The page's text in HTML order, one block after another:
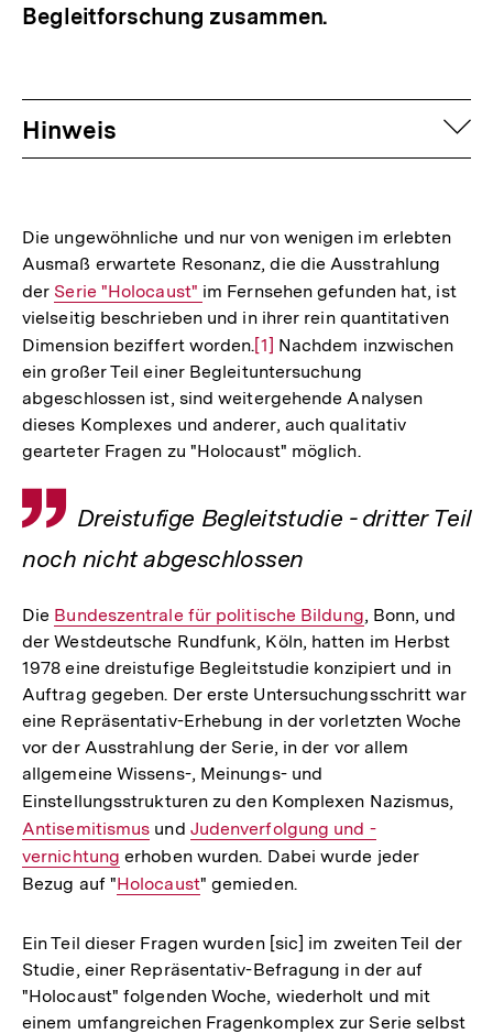
Begleitforschung zusammen.
Hinweis
Die ungewöhnliche und nur von wenigen im erlebten
Ausmaß erwartete Resonanz, die die Ausstrahlung
der Interner
Link:
Serie "Holocaust" im Fernsehen gefunden hat, ist
vielseitig beschrieben und in ihrer rein quantitativen
Dimension beziffert worden.Zur
Auflösung
der
Fußnote
[1] Nachdem inzwischen
ein großer Teil einer Begleituntersuchung
abgeschlossen ist, sind weitergehende Analysen
dieses Komplexes und anderer, auch qualitativ
gearteter Fragen zu "Holocaust" möglich.
Zitat
Dreistufige Begleitstudie - dritter Teil
noch nicht abgeschlossen
Die Interner
Link:
Bundeszentrale für politische Bildung, Bonn, und
der Westdeutsche Rundfunk, Köln, hatten im Herbst
1978 eine dreistufige Begleitstudie konzipiert und in
Auftrag gegeben. Der erste Untersuchungsschritt war
eine Repräsentativ-Erhebung in der vorletzten Woche
vor der Ausstrahlung der Serie, in der vor allem
allgemeine Wissens-, Meinungs- und
Einstellungsstrukturen zu den Komplexen Nazismus,
Antisemitismus und Interner
Link:
Judenverfolgung und -
vernichtung erhoben wurden. Dabei wurde jeder
Bezug auf "Interner
Holocaust" gemieden.
Ein Teil dieser Fragen wurden [sic] im zweiten Teil der
Studie, einer Repräsentativ-Befragung in der auf
"Holocaust" folgenden Woche, wiederholt und mit
einem umfangreichen Fragenkomplex zur Serie selbst